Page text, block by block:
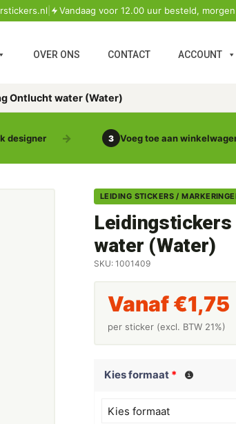
Vandaag voor 12.00 uur besteld,
OVER ONS CONTACT ACCOUNT
Ontlucht water (Water)
designer 3 Voeg toe aan
LEIDING STICKERS /
Leidingstickers
water (Water)
SKU: 1001409
Vanaf €1,75
per sticker (excl. BTW 21%)
Kies formaat *
Kies formaat